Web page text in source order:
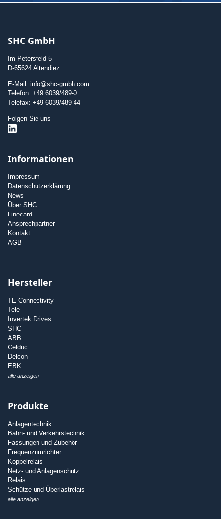
SHC GmbH
Im Petersfeld 5
D-65624 Altendiez
E-Mail: info@shc-gmbh.com
Telefon: +49 6039/489-0
Telefax: +49 6039/489-44
Folgen Sie uns
Informationen
Impressum
Datenschutzerklärung
News
Über SHC
Linecard
Ansprechpartner
Kontakt
AGB
Hersteller
TE Connectivity
Tele
Invertek Drives
SHC
ABB
Celduc
Delcon
EBK
alle anzeigen
Produkte
Anlagentechnik
Bahn- und Verkehrstechnik
Fassungen und Zubehör
Frequenzumrichter
Koppelrelais
Netz- und Anlagenschutz
Relais
Schütze und Überlastrelais
alle anzeigen